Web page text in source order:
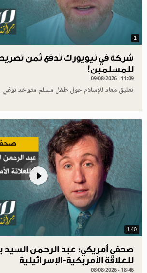
1
شركة في نيويورك تدفع ثمن
للمسلمين!
09/08/2026 - 11:09
تعليق معاد للإسلام حول طفل مسلم متوحّد
1.40
صحفي أمريكي: عبد الرحمن السيد
للعلاقة الأمريكية-الإسرائيلية
08/08/2026 - 18:46